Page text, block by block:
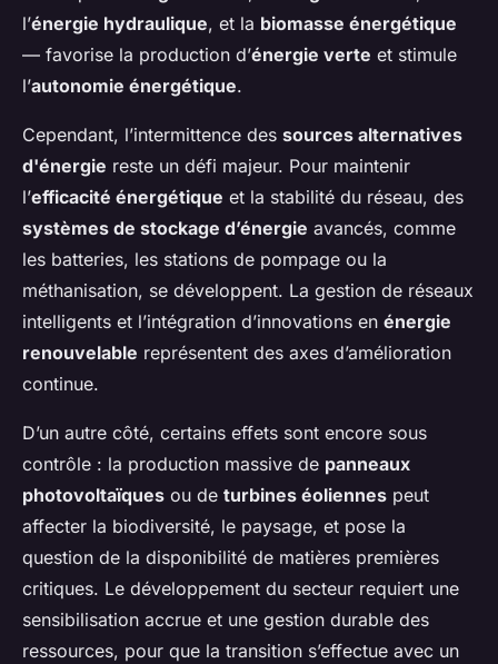
l’énergie hydraulique, et la biomasse énergétique
— favorise la production d’énergie verte et stimule
l’autonomie énergétique.
Cependant, l’intermittence des sources alternatives
d'énergie reste un défi majeur. Pour maintenir
l’efficacité énergétique et la stabilité du réseau, des
systèmes de stockage d’énergie avancés, comme
les batteries, les stations de pompage ou la
méthanisation, se développent. La gestion de réseaux
intelligents et l’intégration d’innovations en énergie
renouvelable représentent des axes d’amélioration
continue.
D’un autre côté, certains effets sont encore sous
contrôle : la production massive de panneaux
photovoltaïques ou de turbines éoliennes peut
affecter la biodiversité, le paysage, et pose la
question de la disponibilité de matières premières
critiques. Le développement du secteur requiert une
sensibilisation accrue et une gestion durable des
ressources, pour que la transition s’effectue avec un